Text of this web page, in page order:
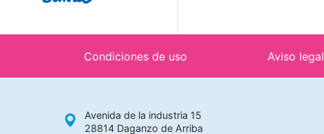
Condiciones de uso Aviso legal
Avenida de la industria 15
28814 Daganzo de Arriba